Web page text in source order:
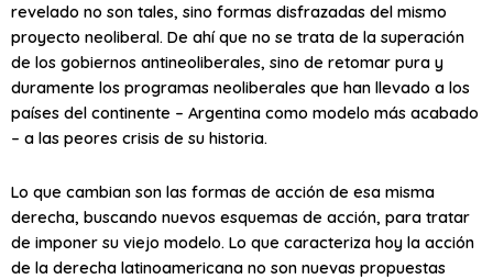
revelado no son tales, sino formas disfrazadas del mismo
proyecto neoliberal. De ahí que no se trata de la superación
de los gobiernos antineoliberales, sino de retomar pura y
duramente los programas neoliberales que han llevado a los
países del continente – Argentina como modelo más acabado
– a las peores crisis de su historia.
Lo que cambian son las formas de acción de esa misma
derecha, buscando nuevos esquemas de acción, para tratar
de imponer su viejo modelo. Lo que caracteriza hoy la acción
de la derecha latinoamericana no son nuevas propuestas